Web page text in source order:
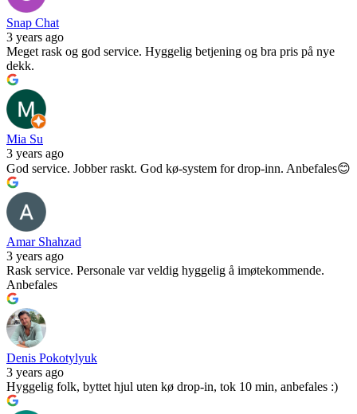
Snap Chat
3 years ago
Meget rask og god service. Hyggelig betjening og bra pris på nye
dekk.
Mia Su
3 years ago
God service. Jobber raskt. God kø-system for drop-inn. Anbefales😊
Amar Shahzad
3 years ago
Rask service. Personale var veldig hyggelig å imøtekommende.
Anbefales
Denis Pokotylyuk
3 years ago
Hyggelig folk, byttet hjul uten kø drop-in, tok 10 min, anbefales :)